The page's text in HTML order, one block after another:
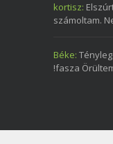
kortisz:
számoltam.
Béke:
!fasza